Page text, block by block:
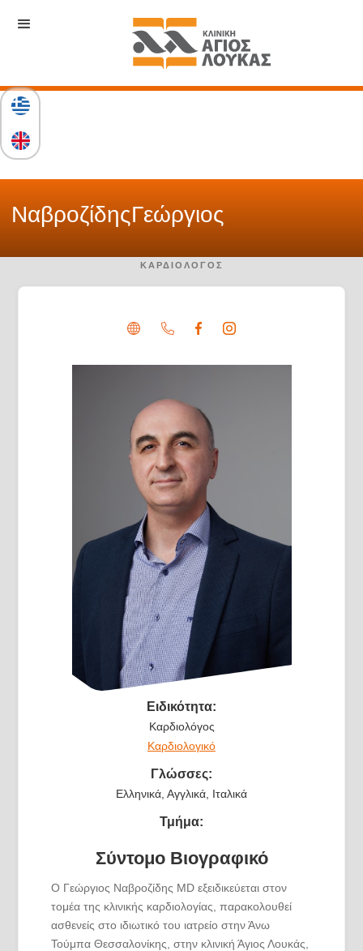
ΝαβροζίδηςΓεώργιος
ΚΑΡΔΙΟΛΌΓΟΣ
Ειδικότητα:
Καρδιολόγος
Καρδιολογικό
Γλώσσες:
Ελληνικά, Αγγλικά, Ιταλικά
Τμήμα:
Σύντομο Βιογραφικό
Ο Γεώργιος Ναβροζίδης MD εξειδικεύεται στον
τομέα της κλινικής καρδιολογίας, παρακολουθεί
ασθενείς στο ιδιωτικό του ιατρείο στην Άνω
Τούμπα Θεσσαλονίκης, στην κλινική Άγιος Λουκάς,